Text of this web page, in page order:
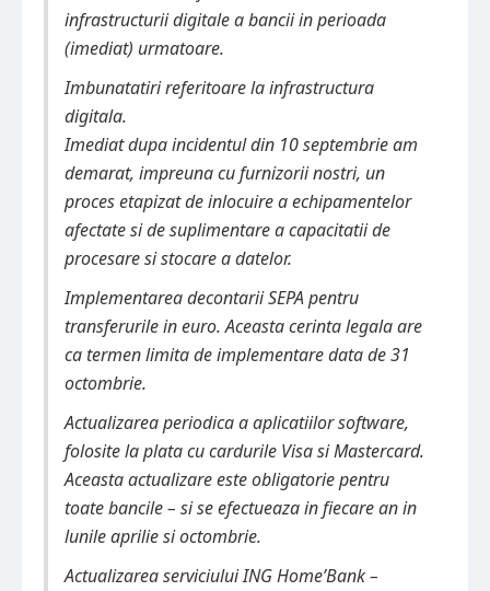
infrastructurii digitale a bancii in perioada
(imediat) urmatoare.
Imbunatatiri referitoare la infrastructura
digitala.
Imediat dupa incidentul din 10 septembrie am
demarat, impreuna cu furnizorii nostri, un
proces etapizat de inlocuire a echipamentelor
afectate si de suplimentare a capacitatii de
procesare si stocare a datelor.
Implementarea decontarii SEPA pentru
transferurile in euro. Aceasta cerinta legala are
ca termen limita de implementare data de 31
octombrie.
Actualizarea periodica a aplicatiilor software,
folosite la plata cu cardurile Visa si Mastercard.
Aceasta actualizare este obligatorie pentru
toate bancile – si se efectueaza in fiecare an in
lunile aprilie si octombrie.
Actualizarea serviciului ING Home’Bank –